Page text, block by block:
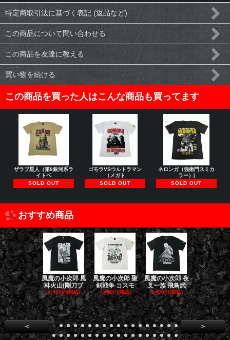
特定商取引法に基づく表記 (返品など)
この商品について問い合わせる
この商品を友達に教える
買い物を続ける
この商品を買った人はこんな商品も買ってます
ザラブ星人（第8銀河系ラ
イトベ
SOLD OUT
ゴモラVSウルトラマン
（メガト
SOLD OUT
ネロンガ（強衛門スミカ
ラー）[
SOLD OUT
おすすめ商品
風魔の小次郎 風
林火山(剛刀ブ
4,400円(税込)
風魔の小次郎 聖
剣戦争 コスモ
4,400円(税込)
風魔の小次郎 夜
叉一族 飛鳥武
4,400円(税込)
風魔の小次
魔一族 竜
4,400円(税
< >